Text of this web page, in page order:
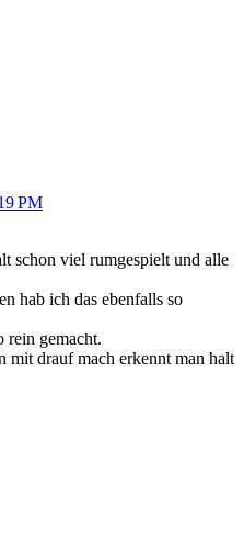
PM
schon viel rumgespielt und alle
hab ich das ebenfalls so
rein gemacht.
mit drauf mach erkennt man halt